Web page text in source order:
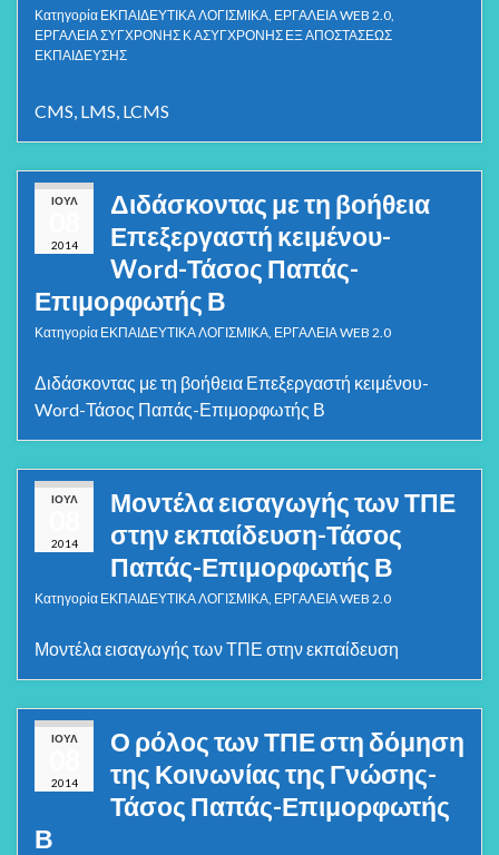
Κατηγορία ΕΚΠΑΙΔΕΥΤΙΚΑ ΛΟΓΙΣΜΙΚΑ ΕΡΓΑΛΕΙΑ WEB 2.0
ΕΡΓΑΛΕΙΑ ΣΥΓΧΡΟΝΗΣ Κ ΑΣΥΓΧΡΟΝΗΣ ΕΞ ΑΠΟΣΤΑΣΕΩΣ
ΕΚΠΑΙΔΕΥΣΗΣ
CMS, LMS, LCMS
ΙΟΎΛ
2014
Διδάσκοντας με τη βοήθεια
Επεξεργαστή κειμένου-
Word-Τάσος Παπάς-
Επιμορφωτής Β
Κατηγορία ΕΚΠΑΙΔΕΥΤΙΚΑ ΛΟΓΙΣΜΙΚΑ ΕΡΓΑΛΕΙΑ WEB 2.0
Διδάσκοντας με τη βοήθεια Επεξεργαστή κειμένου-
Word-Τάσος Παπάς-Επιμορφωτής Β
ΙΟΎΛ
2014
Μοντέλα εισαγωγής των ΤΠΕ
στην εκπαίδευση-Τάσος
Παπάς-Επιμορφωτής Β
Κατηγορία ΕΚΠΑΙΔΕΥΤΙΚΑ ΛΟΓΙΣΜΙΚΑ ΕΡΓΑΛΕΙΑ WEB 2.0
Μοντέλα εισαγωγής των ΤΠΕ στην εκπαίδευση
ΙΟΎΛ
2014
Ο ρόλος των ΤΠΕ στη δόμηση
της Κοινωνίας της Γνώσης-
Τάσος Παπάς-Επιμορφωτής
Β